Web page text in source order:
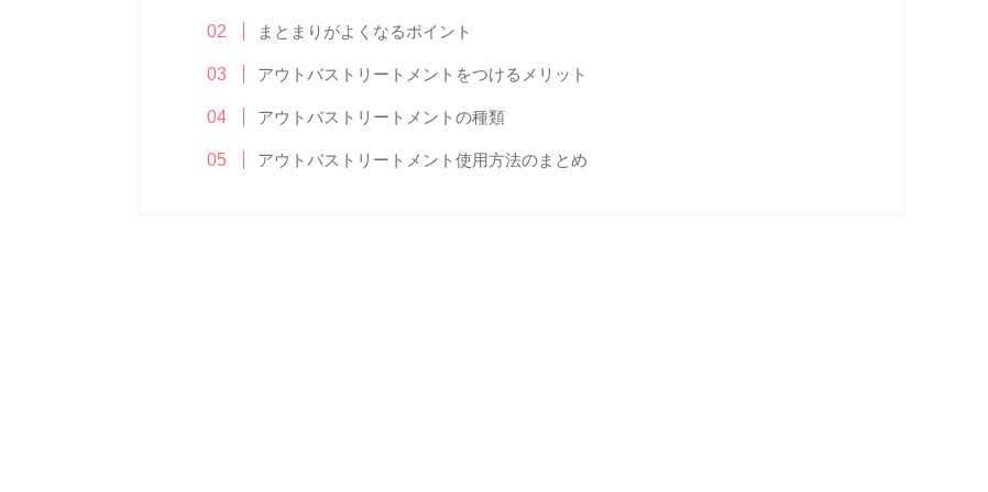
まとまりがよくなるポイント
アウトバストリートメントをつけるメリット
アウトバストリートメントの種類
アウトバストリートメント使用方法のまとめ